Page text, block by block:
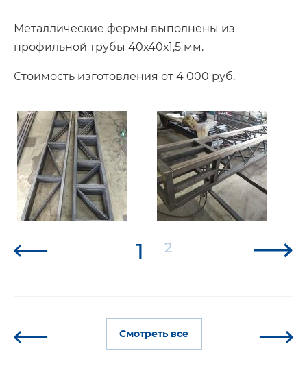
Металлические фермы выполнены из
профильной трубы 40х40х1,5 мм.
Стоимость изготовления от 4 000 руб.
1 2
Смотреть все